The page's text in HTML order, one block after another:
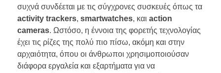
συχνά συνδέεται με τις σύγχρονες συσκευές όπως τα
activity trackers, smartwatches, και action
cameras. Ωστόσο, η έννοια της φορετής τεχνολογίας
έχει τις ρίζες της πολύ πιο πίσω, ακόμη και στην
αρχαιότητα, όπου οι άνθρωποι χρησιμοποιούσαν
διάφορα εργαλεία και εξαρτήματα για να